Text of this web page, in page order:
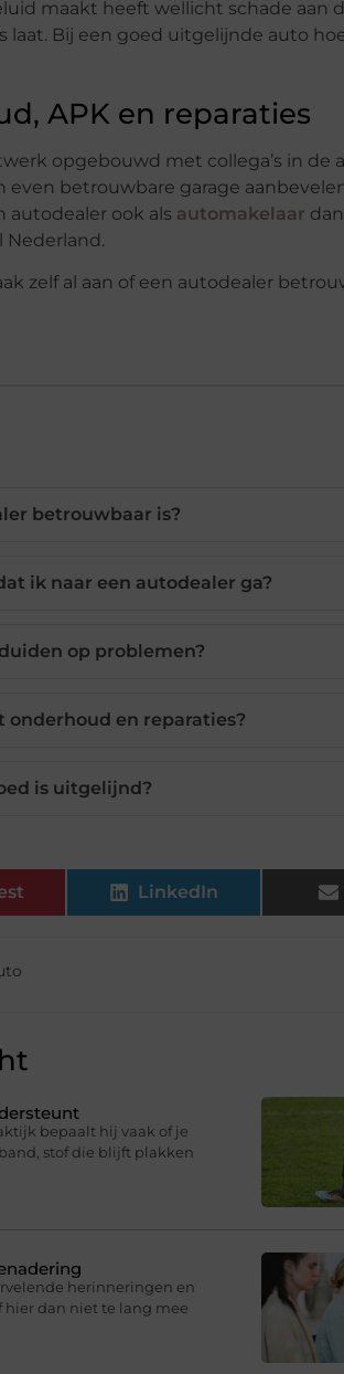
maakt heeft wellicht schade aan
laat. Bij een goed uitgelijnde auto
APK en reparaties
opgebouwd met collega’s in de
betrouwbare garage
ook als automakelaar
Nederland.
zelf al aan of een autodealer
betrouwbaar is?
ik naar een autodealer ga?
op problemen?
onderhoud en reparaties?
is uitgelijnd?
LinkedIn
bepaalt hij vaak of je
stof die blijft plakken
herinneringen en
dan niet te lang mee